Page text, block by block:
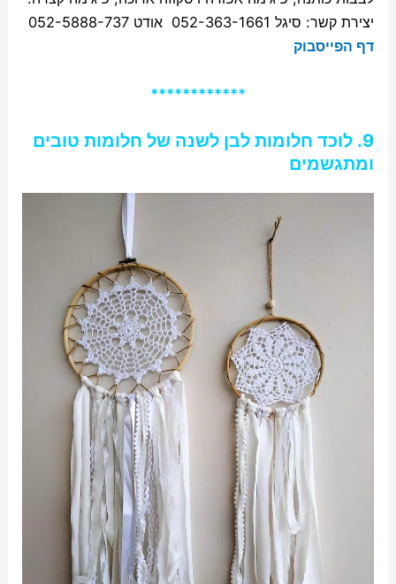
יצירת קשר: סיגל 052-363-1661 אודט 052-5888-737
דף הפייסבוק
************
9. לוכד חלומות לבן לשנה של חלומות טובים
ומתגשמים